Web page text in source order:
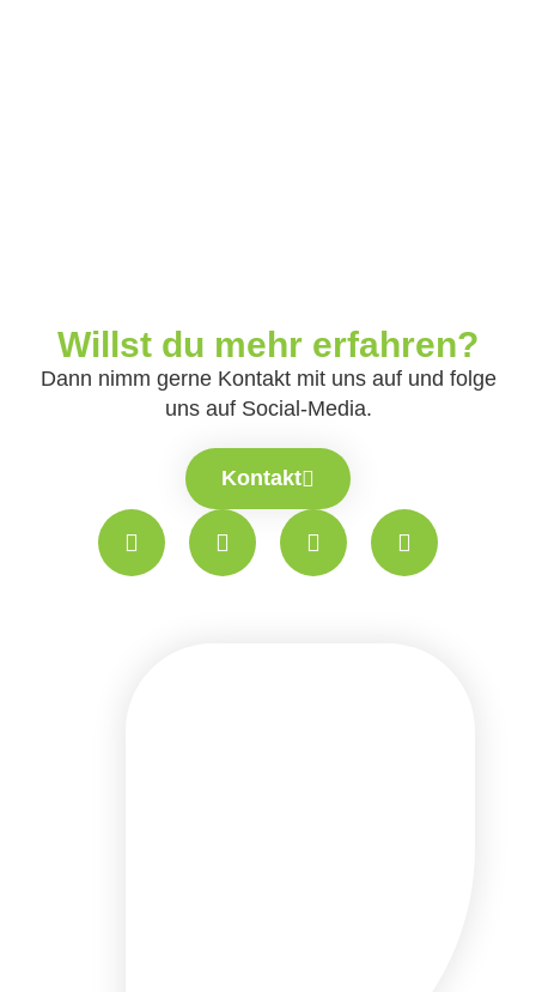
Willst du mehr erfahren?
Dann nimm gerne Kontakt mit uns auf und folge
uns auf Social-Media.
Kontakt